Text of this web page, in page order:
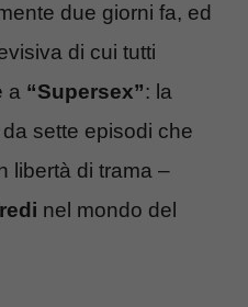
due giorni fa, ed
di cui tutti
a “Supersex”: la
sette episodi che
libertà di trama –
nel mondo del